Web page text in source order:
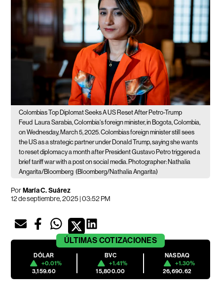
Colombias Top Diplomat Seeks A US Reset After Petro-Trump
Feud
Laura Sarabia, Colombia's foreign minister, in Bogota, Colombia,
on Wednesday, March 5, 2025. Colombias foreign minister still sees
the US as a strategic partner under Donald Trump, saying she wants
to reset diplomacy a month after President Gustavo Petro triggered a
brief tariff war with a post on social media. Photographer: Nathalia
Angarita/Bloomberg (Bloomberg/Nathalia Angarita)
PorMaría C. Suárez
12 de septiembre, 2025 | 03:52 PM
ÚLTIMAS COTIZACIONES
DÓLAR
+0.01%
3,159.60
BVC
+1.41%
15,800.00
NASDAQ
+1.30%
26,690.62